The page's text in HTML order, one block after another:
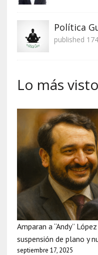
Política
published
Lo más visto
Amparan a “Andy”
suspensión de plano y
septiembre 17, 2025